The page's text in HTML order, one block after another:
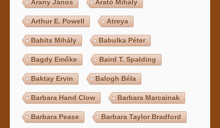
Arany János Arató Mihály
Arthur E. Powell Atreya
Babits Mihály Babulka Péter
Bagdy Emőke Baird T. Spalding
Baktay Ervin Balogh Béla
Barbara Hand Clow Barbara Marcainak
Barbara Pease Barbara Taylor Bradford